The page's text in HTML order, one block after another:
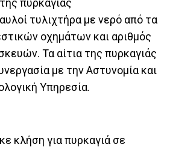
πυρκαγιάς
τυλιχτήρα με νερό από τα
οχημάτων και αριθμός
Τα αίτια της πυρκαγιάς
με την Αστυνομία και
Υπηρεσία.
κλήση για πυρκαγιά σε